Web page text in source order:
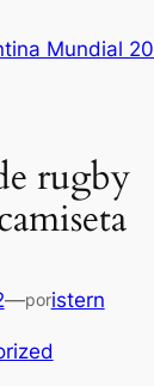
Mundial
rugby
—poristern